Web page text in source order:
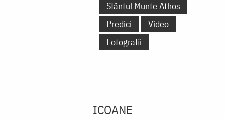
Sfântul Munte Athos
Predici
Video
Fotografii
ICOANE